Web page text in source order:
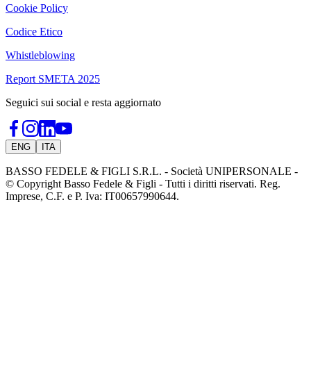
Cookie Policy
Codice Etico
Whistleblowing
Report SMETA 2025
Seguici sui social e resta aggiornato
ENG ITA
BASSO FEDELE & FIGLI S.R.L. - Società UNIPERSONALE -
© Copyright Basso Fedele & Figli - Tutti i diritti riservati. Reg.
Imprese, C.F. e P. Iva: IT00657990644.